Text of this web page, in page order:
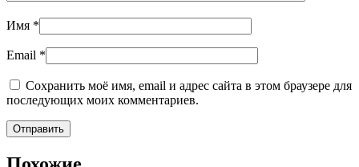
Имя *
Email *
Сохранить моё имя, email и адрес сайта в этом браузере для
последующих моих комментариев.